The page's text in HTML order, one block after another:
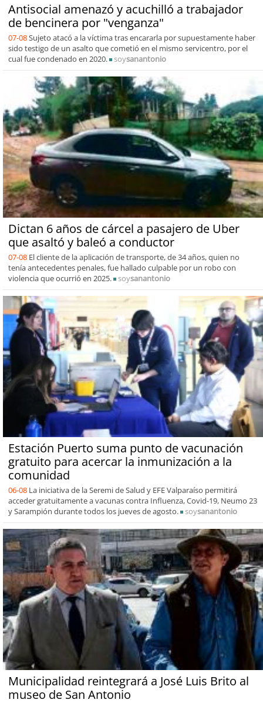
Antisocial amenazó y acuchilló a trabajador
de bencinera por "venganza"
07-08Sujeto atacó a la víctima tras encararla por supuestamente haber
sido testigo de un asalto que cometió en el mismo servicentro, por el
cual fue condenado en 2020.
soysanantonio
Dictan 6 años de cárcel a pasajero de Uber
que asaltó y baleó a conductor
07-08 El cliente de la aplicación de transporte, de 34 años, quien no
tenía antecedentes penales, fue hallado culpable por un robo con
violencia que ocurrió en 2025.
soysanantonio
Estación Puerto suma punto de vacunación
gratuito para acercar la inmunización a la
comunidad
06-08 La iniciativa de la Seremi de Salud y EFE Valparaíso permitirá
acceder gratuitamente a vacunas contra Influenza, Covid-19, Neumo 23
y Sarampión durante todos los jueves de agosto.
soysanantonio
Municipalidad reintegrará a José Luis Brito al
museo de San Antonio